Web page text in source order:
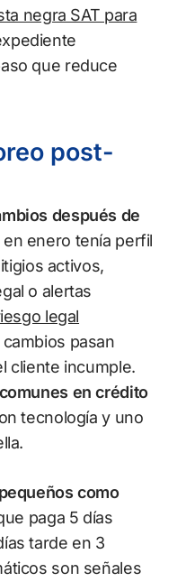
negra SAT para
que reduce
post-
después de
enero tenía perfil
activos,
o alertas
legal
pasan
cliente incumple.
en crédito
tecnología y uno
como
paga 5 días
tarde en 3
son señales